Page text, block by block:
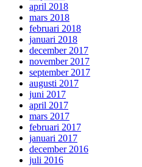
april 2018
mars 2018
februari 2018
januari 2018
december 2017
november 2017
september 2017
augusti 2017
juni 2017
april 2017
mars 2017
februari 2017
januari 2017
december 2016
juli 2016